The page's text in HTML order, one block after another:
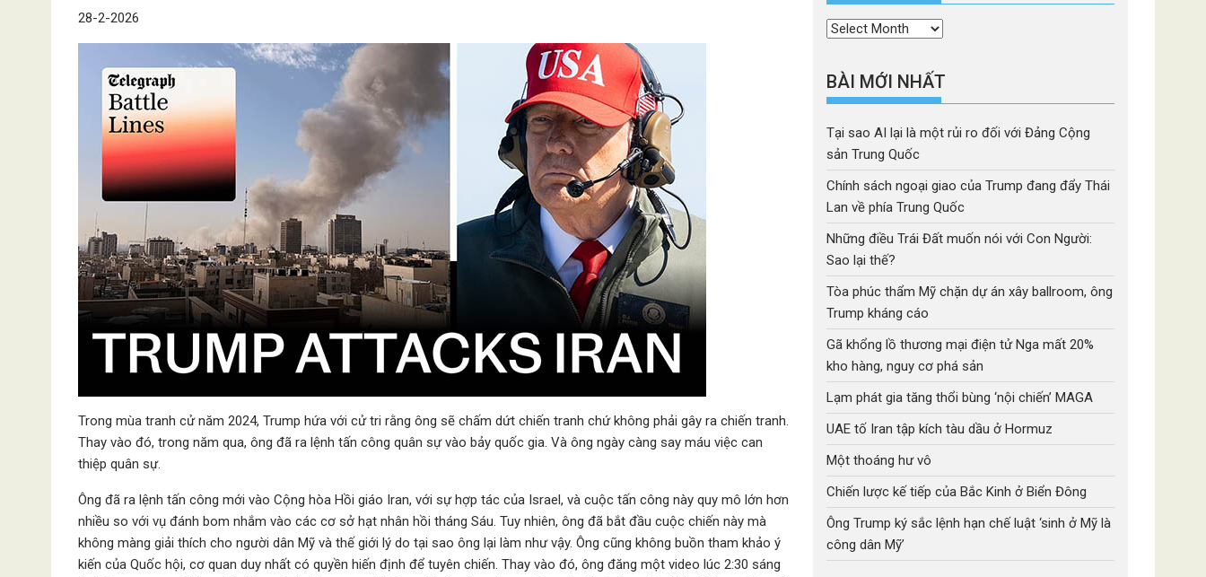
28-2-2026
Trong mùa tranh cử năm 2024, Trump hứa với cử tri rằng ông sẽ chấm dứt chiến tranh chứ không phải gây ra chiến tranh.
Thay vào đó, trong năm qua, ông đã ra lệnh tấn công quân sự vào bảy quốc gia. Và ông ngày càng say máu việc can
thiệp quân sự.
Ông đã ra lệnh tấn công mới vào Cộng hòa Hồi giáo Iran, với sự hợp tác của Israel, và cuộc tấn công này quy mô lớn hơn
nhiều so với vụ đánh bom nhắm vào các cơ sở hạt nhân hồi tháng Sáu. Tuy nhiên, ông đã bắt đầu cuộc chiến này mà
không màng giải thích cho người dân Mỹ và thế giới lý do tại sao ông lại làm như vậy. Ông cũng không buồn tham khảo ý
kiến ​​của Quốc hội, cơ quan duy nhất có quyền hiến định để tuyên chiến. Thay vào đó, ông đăng một video lúc 2:30 sáng
Thời
BÀI MỚI NHẤT
Tại sao AI lại là một rủi ro đối với Đảng Cộng
sản Trung Quốc
Chính sách ngoại giao của Trump đang đẩy Thái
Lan về phía Trung Quốc
Những điều Trái Đất muốn nói với Con Người:
Sao lại thế?
Tòa phúc thẩm Mỹ chặn dự án xây ballroom, ông
Trump kháng cáo
Gã khổng lồ thương mại điện tử Nga mất 20%
kho hàng, nguy cơ phá sản
Lạm phát gia tăng thổi bùng ‘nội chiến’ MAGA
UAE tố Iran tập kích tàu dầu ở Hormuz
Một thoáng hư vô
Chiến lược kế tiếp của Bắc Kinh ở Biển Đông
Ông Trump ký sắc lệnh hạn chế luật ‘sinh ở Mỹ là
công dân Mỹ’